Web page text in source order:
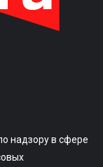
надзору в сфере